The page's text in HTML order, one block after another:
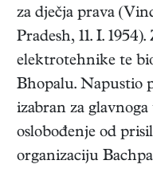
za dječja prava (
Pradesh, 11. I. 1954).
elektrotehnike te
Bhopalu. Napustio
izabran za
oslobođenje od
organizaciju